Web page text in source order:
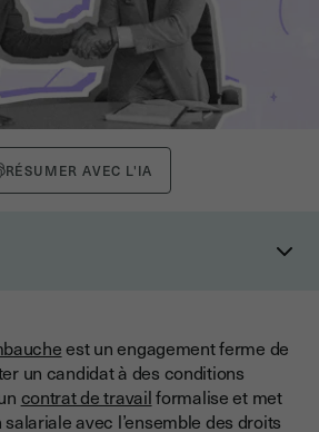
RÉSUMER AVEC L'IA
d’embauche
de travail ?
est un engagement ferme de
un candidat à des conditions
contrat de travailformalise et met
avec l’ensemble des droits